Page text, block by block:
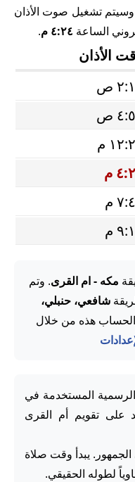
وسيتم تشغيل صوت الأذان
الساعة ٤:٢٤ م .
الأذان
ص
ص
م
م
م
م
مكه - ام القرى. وتم
شافعي، حنبلي،
هذه من خلال
المستخدمة في
على تقويم أم القرى
يبدأ وقت صلاة
لطوله الحقيقي.